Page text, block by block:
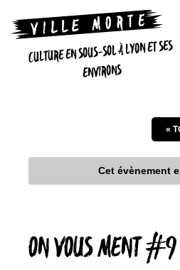
CULTURE EN SOUS-SOL À LYON ET SES
ENVIRONS
«
Cet évènement
ON VOUS MENT